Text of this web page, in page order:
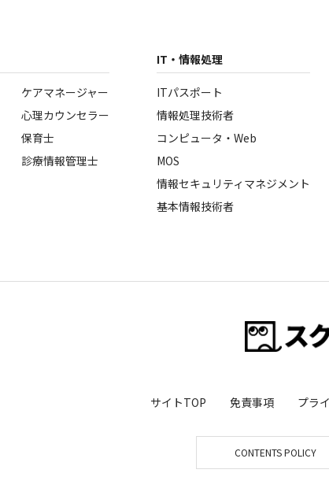
ケアマネージャー
心理カウンセラー
保育士
診療情報管理士
IT・情報処理
ITパスポート
情報処理技術者
コンピュータ・Web
MOS
情報セキュリティマネジメント
基本情報技術者
サイトTOP 免責事項 プラ
CONTENTS POLICY